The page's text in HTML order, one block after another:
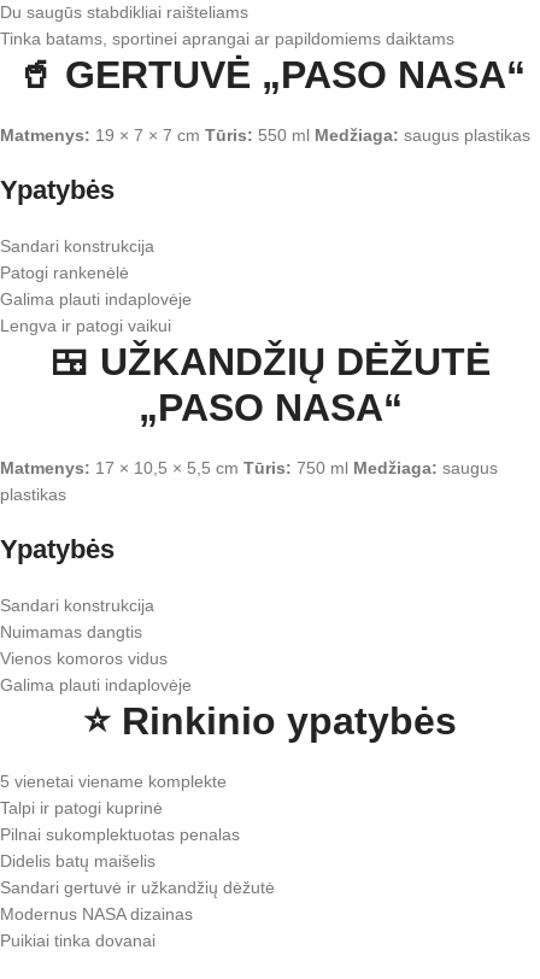
Du saugūs stabdikliai raišteliams
Tinka batams, sportinei aprangai ar papildomiems daiktams
🥤 GERTUVĖ „PASO NASA“
Matmenys: 19 × 7 × 7 cm Tūris: 550 ml Medžiaga: saugus plastikas
Ypatybės
Sandari konstrukcija
Patogi rankenėlė
Galima plauti indaplovėje
Lengva ir patogi vaikui
🍱 UŽKANDŽIŲ DĖŽUTĖ
„PASO NASA“
Matmenys: 17 × 10,5 × 5,5 cm Tūris: 750 ml Medžiaga: saugus
plastikas
Ypatybės
Sandari konstrukcija
Nuimamas dangtis
Vienos komoros vidus
Galima plauti indaplovėje
⭐ Rinkinio ypatybės
5 vienetai viename komplekte
Talpi ir patogi kuprinė
Pilnai sukomplektuotas penalas
Didelis batų maišelis
Sandari gertuvė ir užkandžių dėžutė
Modernus NASA dizainas
Puikiai tinka dovanai